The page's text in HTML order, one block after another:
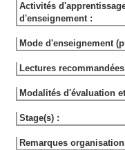
Activités
d'enseignement :
Mode d'enseignement
Lectures
Modalités d'évaluation
Stage(s) :
Remarques